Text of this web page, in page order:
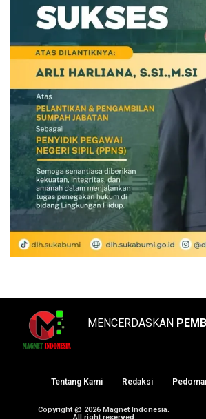
MENCERDASKAN
Tentang Kami Redaksi
Copyright @ 2026 Magnet Indonesia.
All right reserved